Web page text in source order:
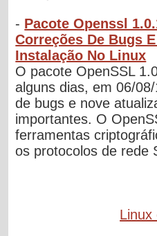
- Pacote Openssl
Correções De Bugs
Instalação No Linux
O pacote OpenSSL
alguns dias, em 06/
de bugs e nove
importantes. O
ferramentas
os protocolos de rede
Linux